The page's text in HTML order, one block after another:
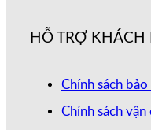
HỖ TRỢ KHÁCH
Chính sách
Chính sách vận